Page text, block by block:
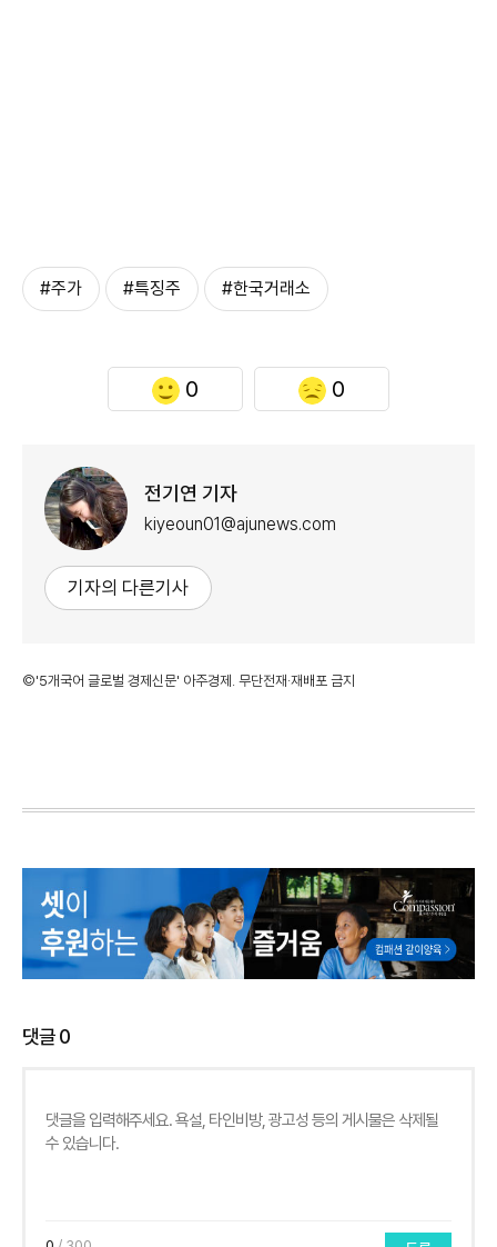
#주가 #특징주 #한국거래소
0 0
전기연 기자
kiyeoun01@ajunews.com
기자의 다른기사
©'5개국어 글로벌 경제신문' 아주경제. 무단전재·재배포 금지
댓글0